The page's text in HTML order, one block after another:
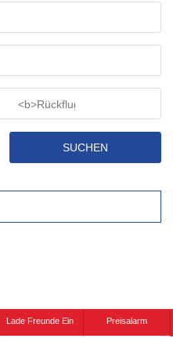
SUCHEN
Lade Freunde Ein Preisalarm